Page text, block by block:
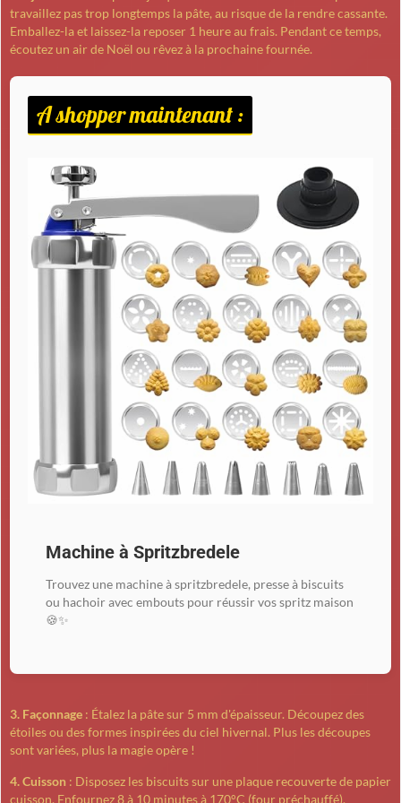
travaillez pas trop longtemps la pâte, au risque de la rendre cassante.
Emballez-la et laissez-la reposer 1 heure au frais. Pendant ce temps,
écoutez un air de Noël ou rêvez à la prochaine fournée.
A shopper maintenant :
Machine à Spritzbredele
Trouvez une machine à spritzbredele, presse à biscuits
ou hachoir avec embouts pour réussir vos spritz maison
🍪✨
3. Façonnage : Étalez la pâte sur 5 mm d'épaisseur. Découpez des
étoiles ou des formes inspirées du ciel hivernal. Plus les découpes
sont variées, plus la magie opère !
4. Cuisson : Disposez les biscuits sur une plaque recouverte de papier
cuisson. Enfournez 8 à 10 minutes à 170°C (four préchauffé).